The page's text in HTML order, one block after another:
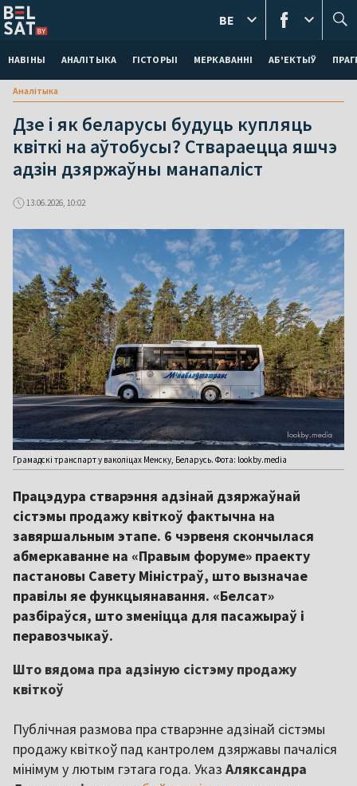
НАВІНЫ АНАЛІТЫКА ГІСТОРЫІ МЕРКАВАННI АБ'ЕКТЫЎ
BE
Аналітыка
Дзе і як беларусы будуць купляць
квіткі на аўтобусы? Ствараецца яшчэ
адзін дзяржаўны манапаліст
13.06.2026, 10:02
Грамадскі транспарт у ваколіцах Менску, Беларусь. Фота: lookby.media
Працэдура стварэння адзінай дзяржаўнай
сістэмы продажу квіткоў фактычна на
завяршальным этапе. 6 чэрвеня скончылася
абмеркаванне на «Правым форуме» праекту
пастановы Савету Міністраў, што вызначае
правілы яе функцыянавання. «Белсат»
разбіраўся, што зменіцца для пасажыраў і
перавозчыкаў.
Што вядома пра адзіную сістэму продажу
квіткоў
Публічная размова пра стварэнне адзінай сістэмы
продажу квіткоў пад кантролем дзяржавы пачаліся
мінімум у лютым гэтага года. Указ Аляксандра